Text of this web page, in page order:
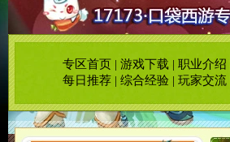
专区首页 |游戏下载 |职业介绍
每日推荐 |综合经验 |玩家交流